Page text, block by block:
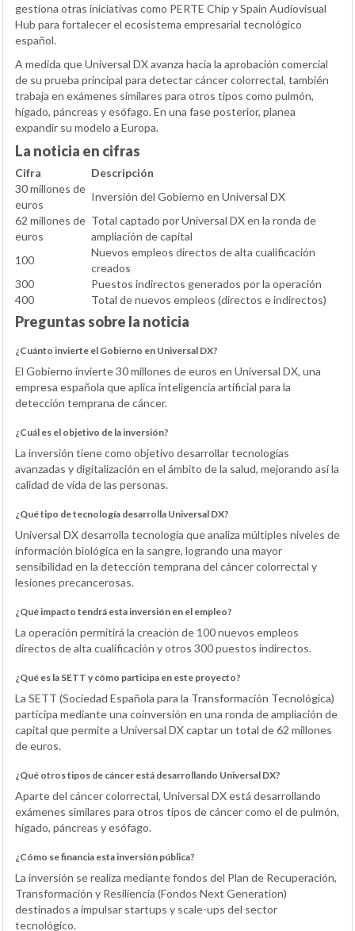
gestiona otras iniciativas como PERTE Chip y Spain Audiovisual
Hub para fortalecer el ecosistema empresarial tecnológico
español.
A medida que Universal DX avanza hacia la aprobación comercial
de su prueba principal para detectar cáncer colorrectal, también
trabaja en exámenes similares para otros tipos como pulmón,
hígado, páncreas y esófago. En una fase posterior, planea
expandir su modelo a Europa.
La noticia en cifras
Cifra
Descripción
30 millones de
euros
Inversión del Gobierno en Universal DX
62 millones de
euros
Total captado por Universal DX en la ronda de
ampliación de capital
100
Nuevos empleos directos de alta cualificación
creados
300
Puestos indirectos generados por la operación
400
Total de nuevos empleos (directos e indirectos)
Preguntas sobre la noticia
¿Cuánto invierte el Gobierno en Universal DX?
El Gobierno invierte 30 millones de euros en Universal DX, una
empresa española que aplica inteligencia artificial para la
detección temprana de cáncer.
¿Cuál es el objetivo de la inversión?
La inversión tiene como objetivo desarrollar tecnologías
avanzadas y digitalización en el ámbito de la salud, mejorando así la
calidad de vida de las personas.
¿Qué tipo de tecnología desarrolla Universal DX?
Universal DX desarrolla tecnología que analiza múltiples niveles de
información biológica en la sangre, logrando una mayor
sensibilidad en la detección temprana del cáncer colorrectal y
lesiones precancerosas.
¿Qué impacto tendrá esta inversión en el empleo?
La operación permitirá la creación de 100 nuevos empleos
directos de alta cualificación y otros 300 puestos indirectos.
¿Qué es la SETT y cómo participa en este proyecto?
La SETT (Sociedad Española para la Transformación Tecnológica)
participa mediante una coinversión en una ronda de ampliación de
capital que permite a Universal DX captar un total de 62 millones
de euros.
¿Qué otros tipos de cáncer está desarrollando Universal DX?
Aparte del cáncer colorrectal, Universal DX está desarrollando
exámenes similares para otros tipos de cáncer como el de pulmón,
hígado, páncreas y esófago.
¿Cómo se financia esta inversión pública?
La inversión se realiza mediante fondos del Plan de Recuperación,
Transformación y Resiliencia (Fondos Next Generation)
destinados a impulsar startups y scale-ups del sector
tecnológico.